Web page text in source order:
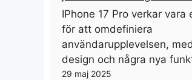
IPhone 17 Pro verkar vara
för att omdefiniera
användarupplevelsen,
design och några nya
29 maj 2025